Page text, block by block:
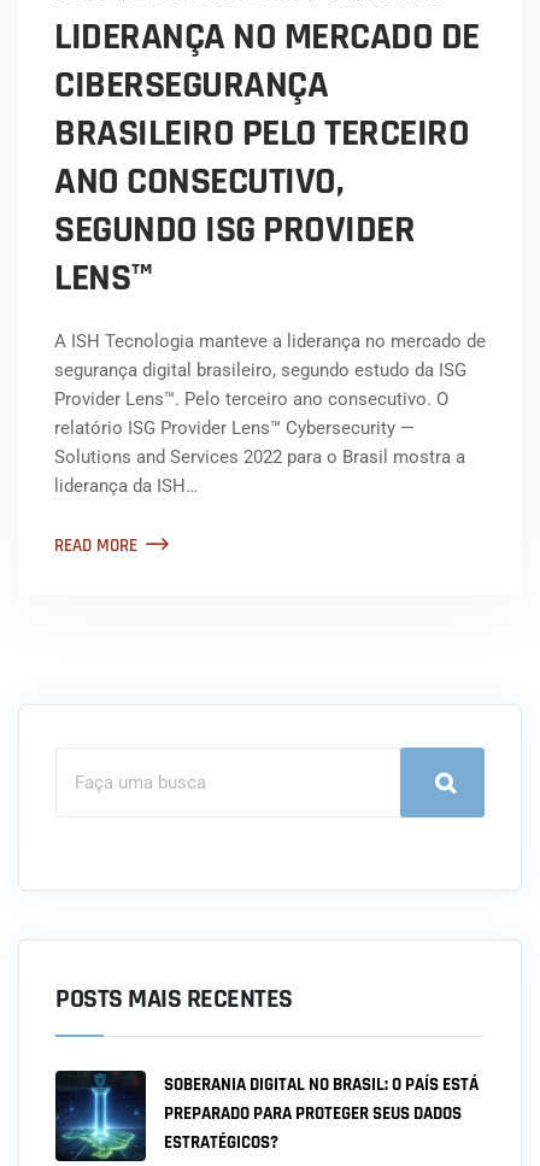
LIDERANÇA NO MERCADO DE
CIBERSEGURANÇA
BRASILEIRO PELO TERCEIRO
ANO CONSECUTIVO,
SEGUNDO ISG PROVIDER
LENS™
A ISH Tecnologia manteve a liderança no mercado de
segurança digital brasileiro, segundo estudo da ISG
Provider Lens™. Pelo terceiro ano consecutivo. O
relatório ISG Provider Lens™ Cybersecurity —
Solutions and Services 2022 para o Brasil mostra a
liderança da ISH…
READ MORE
POSTS MAIS RECENTES
SOBERANIA DIGITAL NO BRASIL: O PAÍS ESTÁ
PREPARADO PARA PROTEGER SEUS DADOS
ESTRATÉGICOS?